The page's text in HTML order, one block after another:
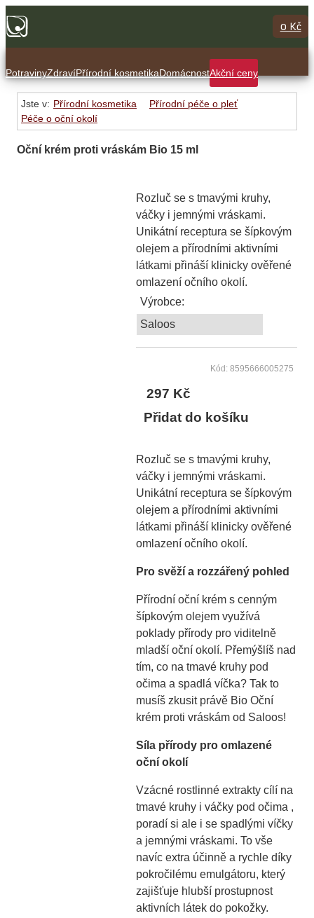
0 Kč
PotravinyZdravíPřírodní kosmetikaDomácnostAkční ceny
Jste v: Přírodní kosmetika
Přírodní péče o pleť
Péče o oční okolí
Oční krém proti vráskám Bio 15 ml
Rozluč se s tmavými kruhy,
váčky i jemnými vráskami.
Unikátní receptura se šípkovým
olejem a přírodními aktivními
látkami přináší klinicky ověřené
omlazení očního okolí.
Výrobce:
Saloos
Kód: 8595666005275
297 Kč
Přidat do košíku
Rozluč se s tmavými kruhy,
váčky i jemnými vráskami.
Unikátní receptura se šípkovým
olejem a přírodními aktivními
látkami přináší klinicky ověřené
omlazení očního okolí.
Pro svěží a rozzářený pohled
Přírodní oční krém s cenným
šípkovým olejem využívá
poklady přírody pro viditelně
mladší oční okolí. Přemýšlíš nad
tím, co na tmavé kruhy pod
očima a spadlá víčka? Tak to
musíš zkusit právě Bio Oční
krém proti vráskám od Saloos!
Síla přírody pro omlazené
oční okolí
Vzácné rostlinné extrakty cílí na
tmavé kruhy i váčky pod očima ,
poradí si ale i se spadlými víčky
a jemnými vráskami. To vše
navíc extra účinně a rychle díky
pokročilému emulgátoru, který
zajišťuje hlubší prostupnost
aktivních látek do pokožky.